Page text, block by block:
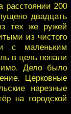
200
двадцать
тех же ружей
из чистого
с маленьким
в цель попали
Дело было
Церковные
нарезные
на городской